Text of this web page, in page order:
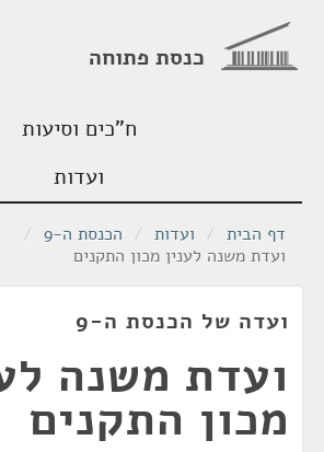
כנסת פתוחה
ח"כים וסיעות
ועדות
דף הבית / ועדות / הכנסת ה-9
/
ועדת משנה לענין מכון התקנים
ועדה של הכנסת ה-9
ועדת משנה
מכון התקנים